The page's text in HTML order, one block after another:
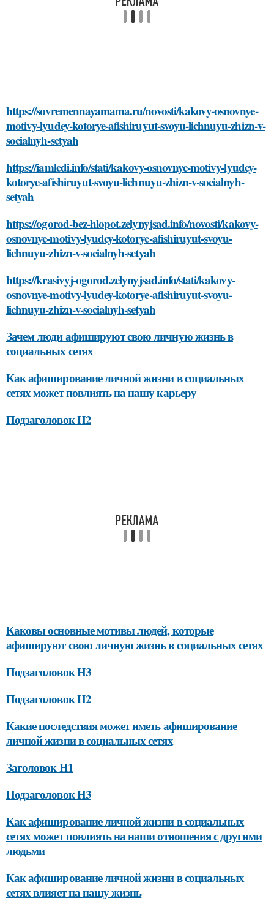
https://sovremennayamama.ru/novosti/kakovy-osnovnye-
motivy-lyudey-kotorye-afishiruyut-svoyu-lichnuyu-zhizn-v-
socialnyh-setyah
https://iamledi.info/stati/kakovy-osnovnye-motivy-lyudey-
kotorye-afishiruyut-svoyu-lichnuyu-zhizn-v-socialnyh-
setyah
https://ogorod-bez-hlopot.zelynyjsad.info/novosti/kakovy-
osnovnye-motivy-lyudey-kotorye-afishiruyut-svoyu-
lichnuyu-zhizn-v-socialnyh-setyah
https://krasivyj-ogorod.zelynyjsad.info/stati/kakovy-
osnovnye-motivy-lyudey-kotorye-afishiruyut-svoyu-
lichnuyu-zhizn-v-socialnyh-setyah
Зачем люди афишируют свою личную жизнь в
социальных сетях
Как афиширование личной жизни в социальных
сетях может повлиять на нашу карьеру
Подзаголовок H2
Каковы основные мотивы людей, которые
афишируют свою личную жизнь в социальных сетях
Подзаголовок H3
Подзаголовок H2
Какие последствия может иметь афиширование
личной жизни в социальных сетях
Заголовок H1
Подзаголовок H3
Как афиширование личной жизни в социальных
сетях может повлиять на наши отношения с другими
людьми
Как афиширование личной жизни в социальных
сетях влияет на нашу жизнь